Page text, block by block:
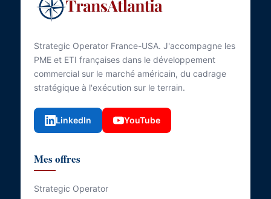
Strategic Operator France-USA. J'accompagne les
PME et ETI françaises dans le développement
commercial sur le marché américain, du cadrage
stratégique à l'exécution sur le terrain.
LinkedIn YouTube
Mes offres
Strategic Operator